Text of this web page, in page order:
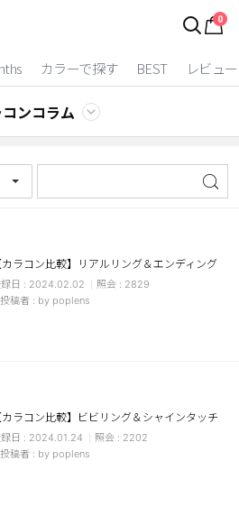
0
カラーで探す BEST レビュー
2 Weeks
チョコ
ブラック
ンコラム
カラコン比較】リアルリング＆エンディング
2024.02.02
2829
by poplens
カラコン比較】ビビリング＆シャインタッチ
2024.01.24
2202
by poplens